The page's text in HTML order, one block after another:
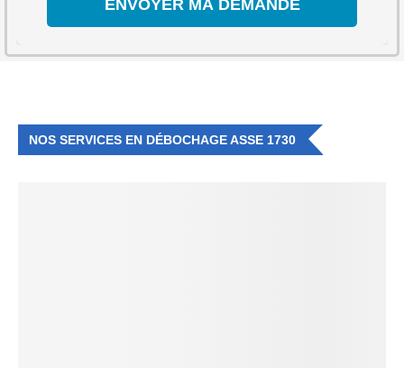
NOS SERVICES EN DÉBOCHAGE ASSE 1730